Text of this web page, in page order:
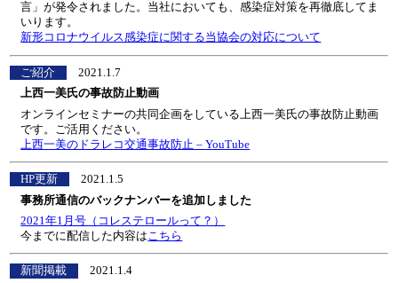
言」が発令されました。当社においても、感染症対策を再徹底してま
いります。
新形コロナウイルス感染症に関する当協会の対応について
ご紹介
2021.1.7
上西一美氏の事故防止動画
オンラインセミナーの共同企画をしている上西一美氏の事故防止動画
です。ご活用ください。
上西一美のドラレコ交通事故防止 – YouTube
HP更新
2021.1.5
事務所通信のバックナンバーを追加しました
2021年1月号（コレステロールって？）
今までに配信した内容はこちら
新聞掲載
2021.1.4